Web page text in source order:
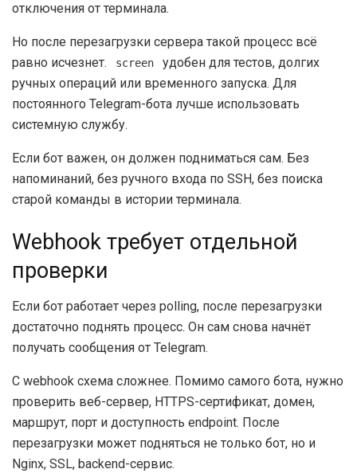
отключения от терминала.
Но после перезагрузки сервера такой процесс всё
равно исчезнет.
screen
удобен для тестов, долгих
ручных операций или временного запуска. Для
постоянного Telegram-бота лучше использовать
системную службу.
Если бот важен, он должен подниматься сам. Без
напоминаний, без ручного входа по SSH, без поиска
старой команды в истории терминала.
Webhook требует отдельной
проверки
Если бот работает через polling, после перезагрузки
достаточно поднять процесс. Он сам снова начнёт
получать сообщения от Telegram.
С webhook схема сложнее. Помимо самого бота, нужно
проверить веб-сервер, HTTPS-сертификат, домен,
маршрут, порт и доступность endpoint. После
перезагрузки может подняться не только бот, но и
Nginx, SSL, backend-сервис.